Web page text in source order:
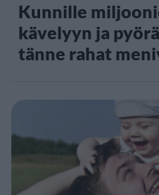
Kunnille
kävelyyn ja
tänne rahat